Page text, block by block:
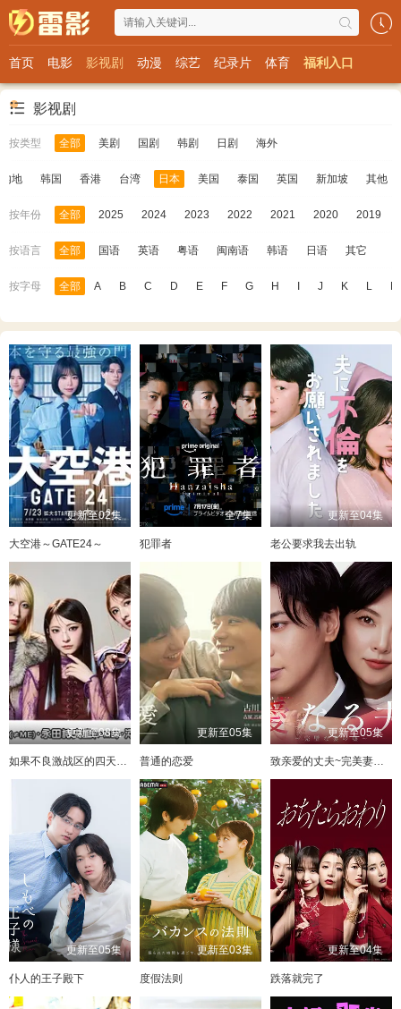
首页 电影 影视剧 动漫 综艺 纪录片 体育 福利入口
影视剧
按类型 全部 美剧 国剧 韩剧 日剧 海外
内地 韩国 香港 台湾 日本 美国 泰国 英国 新加坡 其他
按年份 全部 2025 2024 2023 2022 2021 2020 2019
按语言 全部 国语 英语 粤语 闽南语 韩语 日语 其它
按字母 全部 A B C D E F G H J K L
更新至02集
大空港～GATE24～
全7集
犯罪者
更新至04集
老公要求我去出轨
更新至08集
如果不良激战区的四天王转生成了偶像团体
更新至05集
普通的恋爱
更新至05集
致亲爱的丈夫~完美妻子的谎言~
更新至05集
仆人的王子殿下
更新至03集
度假法则
更新至04集
跌落就完了